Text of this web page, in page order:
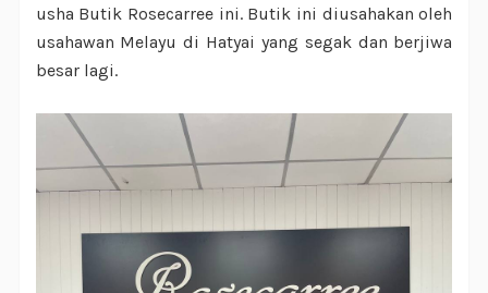
usha Butik Rosecarree ini. Butik ini diusahakan oleh
usahawan Melayu di Hatyai yang segak dan berjiwa
besar lagi.